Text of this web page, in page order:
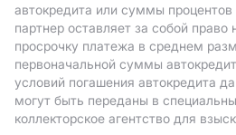
автокредита или суммы процентов
партнер оставляет за собой право
просрочку платежа в среднем
первоначальной суммы
условий погашения автокредита
могут быть переданы в
коллекторское агентство для